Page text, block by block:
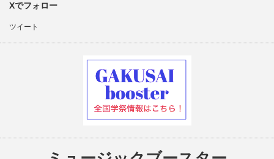
Xでフォロー
ツイート